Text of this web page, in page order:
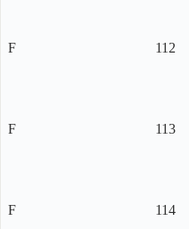
F 112
F 113
F 114